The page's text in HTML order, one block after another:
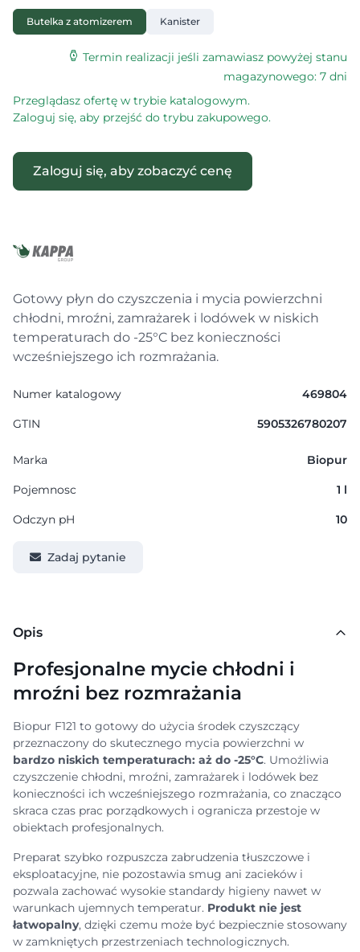
Butelka z atomizerem Kanister
Termin realizacji jeśli zamawiasz powyżej stanu
magazynowego: 7 dni
Przeglądasz ofertę w trybie katalogowym.
Zaloguj się, aby przejść do trybu zakupowego.
Zaloguj się, aby zobaczyć cenę
Gotowy płyn do czyszczenia i mycia powierzchni
chłodni, mroźni, zamrażarek i lodówek w niskich
temperaturach do -25°C bez konieczności
wcześniejszego ich rozmrażania.
Numer katalogowy 469804
GTIN 5905326780207
Marka Biopur
Pojemnosc 1 l
Odczyn pH 10
Zadaj pytanie
Opis
Profesjonalne mycie chłodni i
mroźni bez rozmrażania
Biopur F121 to gotowy do użycia środek czyszczący
przeznaczony do skutecznego mycia powierzchni w
bardzo niskich temperaturach: aż do -25°C. Umożliwia
czyszczenie chłodni, mroźni, zamrażarek i lodówek bez
konieczności ich wcześniejszego rozmrażania, co znacząco
skraca czas prac porządkowych i ogranicza przestoje w
obiektach profesjonalnych.
Preparat szybko rozpuszcza zabrudzenia tłuszczowe i
eksploatacyjne, nie pozostawia smug ani zacieków i
pozwala zachować wysokie standardy higieny nawet w
warunkach ujemnych temperatur. Produkt nie jest
łatwopalny, dzięki czemu może być bezpiecznie stosowany
w zamkniętych przestrzeniach technologicznych.